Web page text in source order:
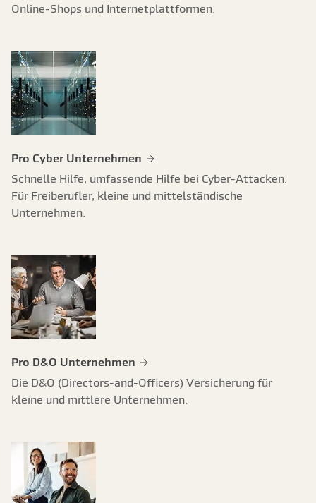
Online-Shops und Internetplattformen.
Pro Cyber Unternehmen
Schnelle Hilfe, umfassende Hilfe bei Cyber-Attacken.
Für Freiberufler, kleine und mittelständische
Unternehmen.
Pro D&O Unternehmen
Die D&O (Directors-and-Officers) Versicherung für
kleine und mittlere Unternehmen.